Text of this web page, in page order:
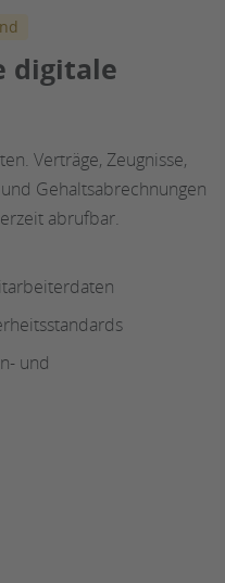
digitale
Verträge, Zeugnisse,
Gehaltsabrechnungen
abrufbar.
und